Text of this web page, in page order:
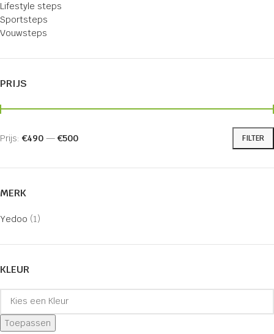
Lifestyle steps
Sportsteps
Vouwsteps
PRIJS
FILTER
Prijs: €490 — €500
MERK
Yedoo (1)
KLEUR
Toepassen